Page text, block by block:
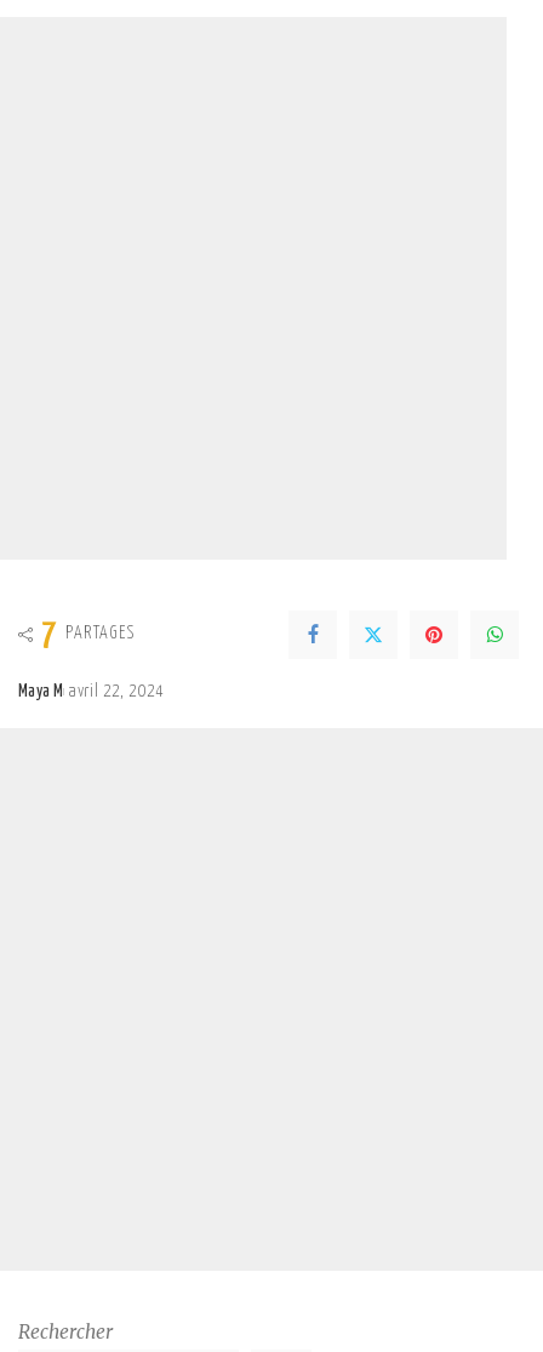
7 PARTAGES
Posted
Maya M avril 22, 2024
Rechercher